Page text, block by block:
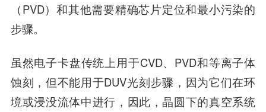
（PVD）和其他需要精确芯片定位和最小污染的
步骤。
虽然电子卡盘传统上用于CVD、PVD和等离子体
蚀刻，但不能用于DUV光刻步骤，因为它们在环
境或浸没流体中进行，因此，晶圆下的真空系统